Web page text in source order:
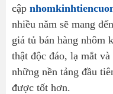
cập
nhiều năm sẽ mang
giá tủ bán hàng nhôm
thật độc đáo, lạ mắt
những nền tảng đầu
được tốt hơn.